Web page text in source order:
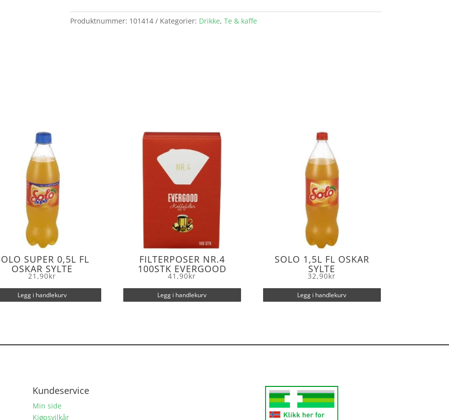
Produktnummer: 101414 Kategorier: Drikke,Te & kaffe
SUPER 0,5L FL
OSKAR SYLTE
21,90kr
Legg i handlekurv
FILTERPOSER NR.4
100STK EVERGOOD
41,90kr
Legg i handlekurv
SOLO 1,5L FL OSKAR
SYLTE
32,90kr
Legg i handlekurv
Kundeservice
Min side
Kjøpsvilkår